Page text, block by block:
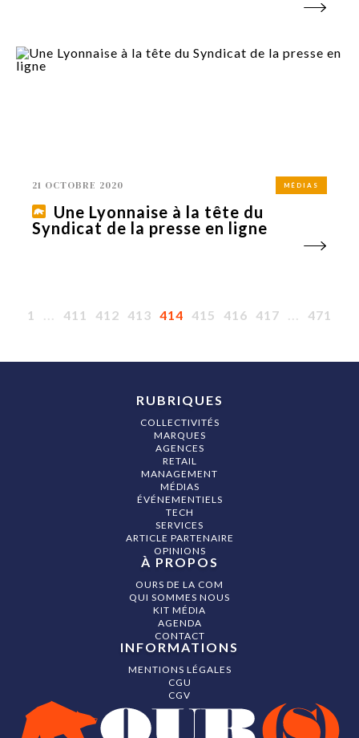
21 OCTOBRE 2020 MÉDIAS
Une Lyonnaise à la tête du
Syndicat de la presse en ligne
1 ... 411 412 413 414 415 416 417 ... 471
RUBRIQUES
COLLECTIVITÉS
MARQUES
AGENCES
RETAIL
MANAGEMENT
MÉDIAS
ÉVÉNEMENTIELS
TECH
SERVICES
ARTICLE PARTENAIRE
OPINIONS
À PROPOS
OURS DE LA COM
QUI SOMMES NOUS
KIT MÉDIA
AGENDA
CONTACT
INFORMATIONS
MENTIONS LÉGALES
CGU
CGV